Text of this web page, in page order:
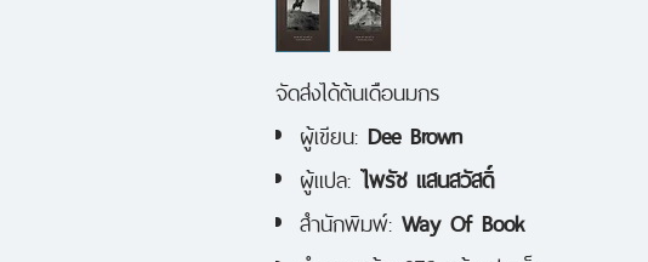
จัดส่งได้ต้นเดือนมกร
ผู้เขียน: Dee Brown
ผู้แปล: ไพรัช แสนสวัสดิ์
สำนักพิมพ์: Way Of Book